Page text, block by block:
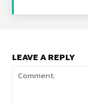
LEAVE A REPLY